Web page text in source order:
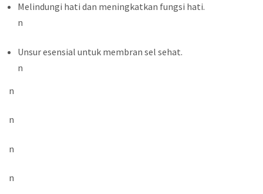
Melindungi hati dan meningkatkan fungsi hati.
n
Unsur esensial untuk membran sel sehat.
n
n
n
n
n